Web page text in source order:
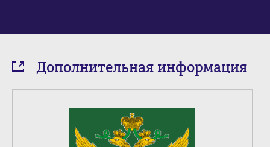
Дополнительная информация